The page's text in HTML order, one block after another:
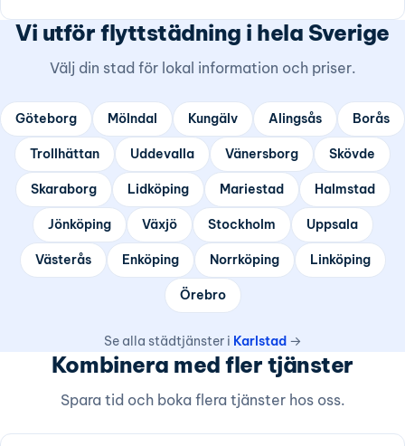
Vi utför flyttstädning i hela Sverige
Välj din stad för lokal information och priser.
Göteborg Mölndal Kungälv Alingsås Borås
Trollhättan Uddevalla Vänersborg Skövde
Skaraborg Lidköping Mariestad Halmstad
Jönköping Växjö Stockholm Uppsala
Västerås Enköping Norrköping Linköping
Örebro
Se alla städtjänster i Karlstad→
Kombinera med fler tjänster
Spara tid och boka flera tjänster hos oss.